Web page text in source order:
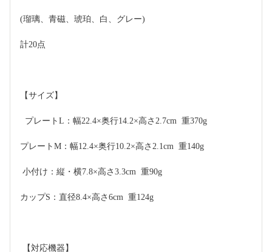
(瑠璃、青磁、琥珀、白、グレー)
計20点
【サイズ】
  プレートL：幅22.4×奥行14.2×高さ2.7cm  重370g
プレートM：幅12.4×奥行10.2×高さ2.1cm  重140g
小付け：縦・横7.8×高さ3.3cm  重90g
カップS：直径8.4×高さ6cm  重124g
【対応機器】